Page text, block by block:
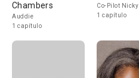
Chambers
Auddie
1 capítulo
Co-Pilot Nicky
1 capítulo